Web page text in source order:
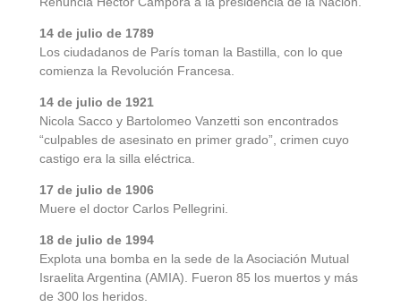
14 de julio de 1789
Los ciudadanos de París toman la Bastilla, con lo que
comienza la Revolución Francesa.
14 de julio de 1921
Nicola Sacco y Bartolomeo Vanzetti son encontrados
“culpables de asesinato en primer grado”, crimen cuyo
castigo era la silla eléctrica.
17 de julio de 1906
Muere el doctor Carlos Pellegrini.
18 de julio de 1994
Explota una bomba en la sede de la Asociación Mutual
Israelita Argentina (AMIA). Fueron 85 los muertos y más
de 300 los heridos.